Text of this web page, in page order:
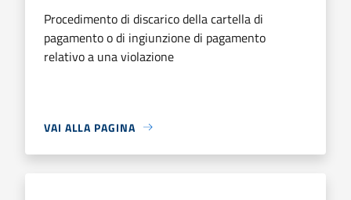
Procedimento di discarico della cartella di
pagamento o di ingiunzione di pagamento
relativo a una violazione
VAI ALLA PAGINA